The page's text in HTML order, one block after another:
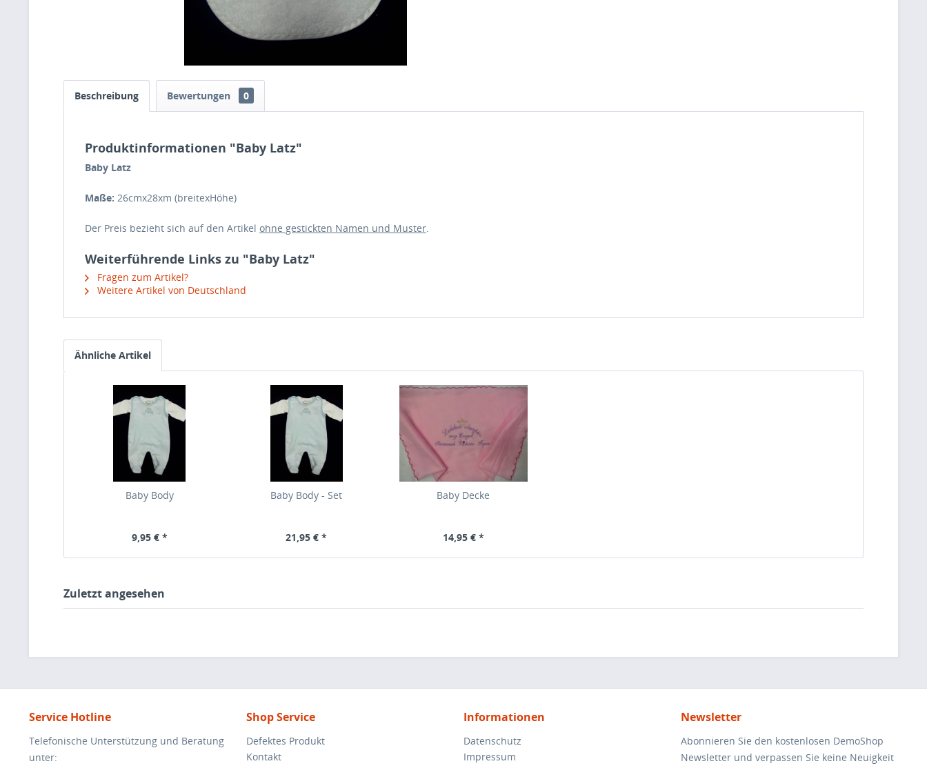
Beschreibung Bewertungen 0
Produktinformationen "Baby Latz"
Baby Latz
Maße: 26cmx28xm (breitexHöhe)
Der Preis bezieht sich auf den Artikel ohne gestickten Namen und Muster.
Weiterführende Links zu "Baby Latz"
Fragen zum Artikel?
Weitere Artikel von Deutschland
Ähnliche Artikel
Baby Body
9,95 € *
Baby Body - Set
21,95 € *
Baby Decke
14,95 € *
Zuletzt angesehen
Service Hotline
Telefonische Unterstützung und Beratung
unter:
Shop Service
Defektes Produkt
Kontakt
Informationen
Datenschutz
Impressum
Newsletter
Abonnieren Sie den kostenlosen DemoShop
Newsletter und verpassen Sie keine Neuigkeit